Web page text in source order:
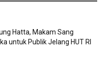
Hatta, Makam Sang
untuk Publik Jelang HUT RI